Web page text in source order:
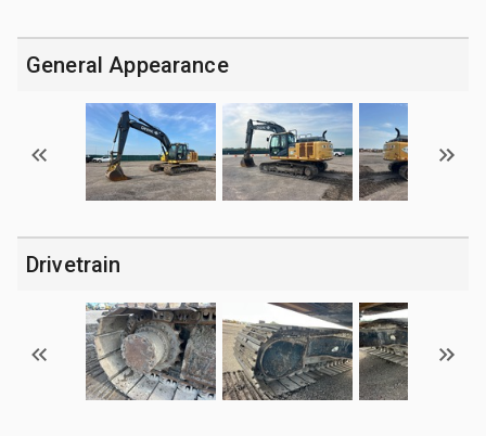
General Appearance
Drivetrain